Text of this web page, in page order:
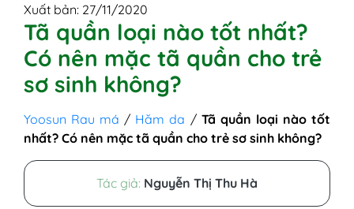
Xuất bản: 27/11/2020
Tã quần loại nào tốt nhất?
Có nên mặc tã quần cho trẻ
sơ sinh không?
Yoosun Rau má / Hăm da / Tã quần loại nào tốt
nhất? Có nên mặc tã quần cho trẻ sơ sinh không?
Tác giả: Nguyễn Thị Thu Hà